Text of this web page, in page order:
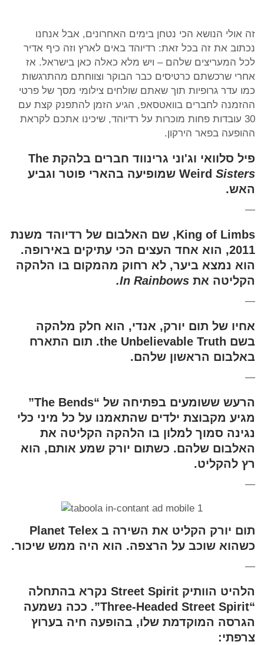
זה אולי הנושא הכי נטחן בימים האחרונים, אבל אנחנו
נכתוב את זה בכל זאת: רדיוהד באים לארץ וזה כיף אדיר
לכל המעריצים שלהם – ויש מלא כאלה כאן בישראל. אז
אחרי שרכשתם כרטיסים כבר הבוקר וצווחתם מהתרגשות
כמו עדר גרופיות תוך שאתם שולחים צילומי מסך של פרטי
ההזמנה לחברים בוואטסאפ, הגיע הזמן להתפנק קצת עם
30 עובדות פחות מוכרות על רדיוהד, שיכינו אתכם לקראת
ההופעה בפאר הירקון.
פיל סלוואי וג'וני גרינווד חברים בלהקת The
Weird Sisters
שמופיעה בהארי פוטר וגביע
האש.
—
King of Limbs, שם האלבום של רדיוהד משנת
2011, הוא אחד העצים הכי עתיקים באירופה.
הוא נמצא ביער, לא רחוק מהמקום בו הלהקה
הקליטה את In Rainbows
.
—
אחיו של תום יורק, אנדי, הוא חלק מלהקה
בשם the Unbelievable Truth. תום התארח
באלבום הראשון שלהם.
—
הרעש ששומעים בפתיחה של “The Bends”
מגיע מקבוצת ילדים שהתאמנו על כל מיני כלי
נגינה סמוך למלון בו הלהקה הקליטה את
האלבום שלהם. כשתום יורק שמע אותם, הוא
רץ להקליט.
—
תום יורק הקליט את השירה ב Planet Telex
כשהוא שוכב על הרצפה. הוא היה ממש שיכור.
—
הלהיט הוותיק Street Spirit נקרא בהתחלה
“Three-Headed Street Spirit”. ככה נשמעה
הגרסה המוקדמת שלו, בהופעה חיה בערוץ
צרפתי: